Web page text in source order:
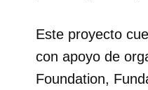
Este proyecto
con apoyo de
Foundation,